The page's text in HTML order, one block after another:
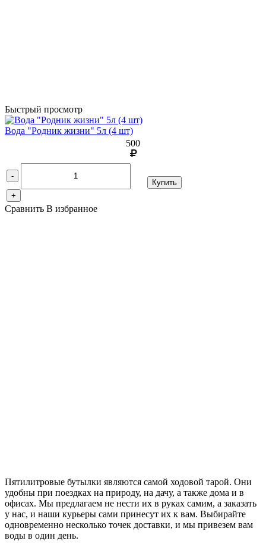
Быстрый просмотр
Вода "Родник жизни" 5л (4 шт)
500
-
+
Купить
Сравнить В избранное
Пятилитровые бутылки являются самой ходовой тарой. Они
удобны при поездках на природу, на дачу, а также дома и в
офисах. Мы предлагаем не нести их в руках самим, а заказать
у нас, и наши курьеры сами принесут их к вам. Выбирайте
одновременно несколько точек доставки, и мы привезем вам
воды в один день.